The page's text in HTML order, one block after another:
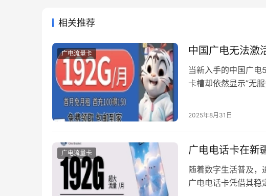
相关推荐
广电流量卡 中国广电无法激
当新入手的中国广
卡槽却依然显示”无
其对应解决方案，
2025年8月31日
广电流量卡 广电电话卡在新
随着数字生活普及，
广电电话卡凭借其稳